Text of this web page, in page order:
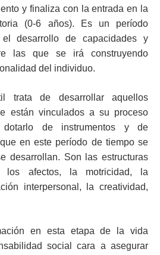
y finaliza con la entrada en la
(0-6 años). Es un período
desarrollo de capacidades y
las que se irá construyendo
del individuo.
trata de desarrollar aquellos
están vinculados a su proceso
de instrumentos y de
en este período de tiempo se
desarrollan. Son las estructuras
los afectos, la motricidad, la
interpersonal, la creatividad,
en esta etapa de la vida
social cara a asegurar